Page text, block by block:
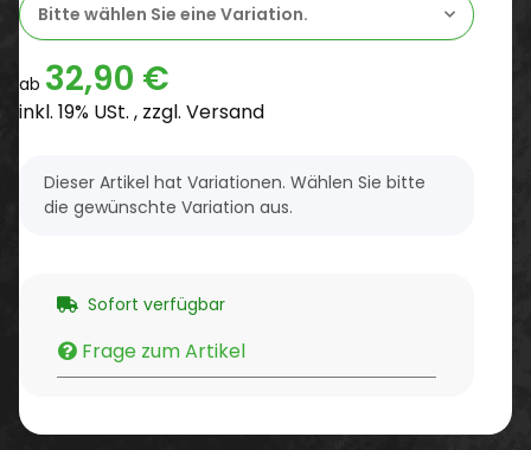
Bitte wählen Sie eine Variation.
ab 32,90 €
inkl. 19% USt. , zzgl. Versand
x
Dieser Artikel hat Variationen. Wählen Sie bitte
die gewünschte Variation aus.
Sofort verfügbar
Frage zum Artikel